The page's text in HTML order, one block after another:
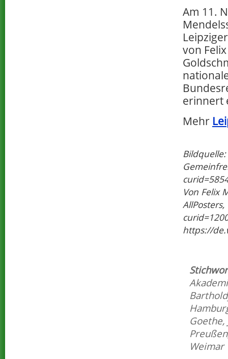
Am 11.
von
erinnert
Mehr
Von Felix
https://
Goethe,
Preußen
Weimar